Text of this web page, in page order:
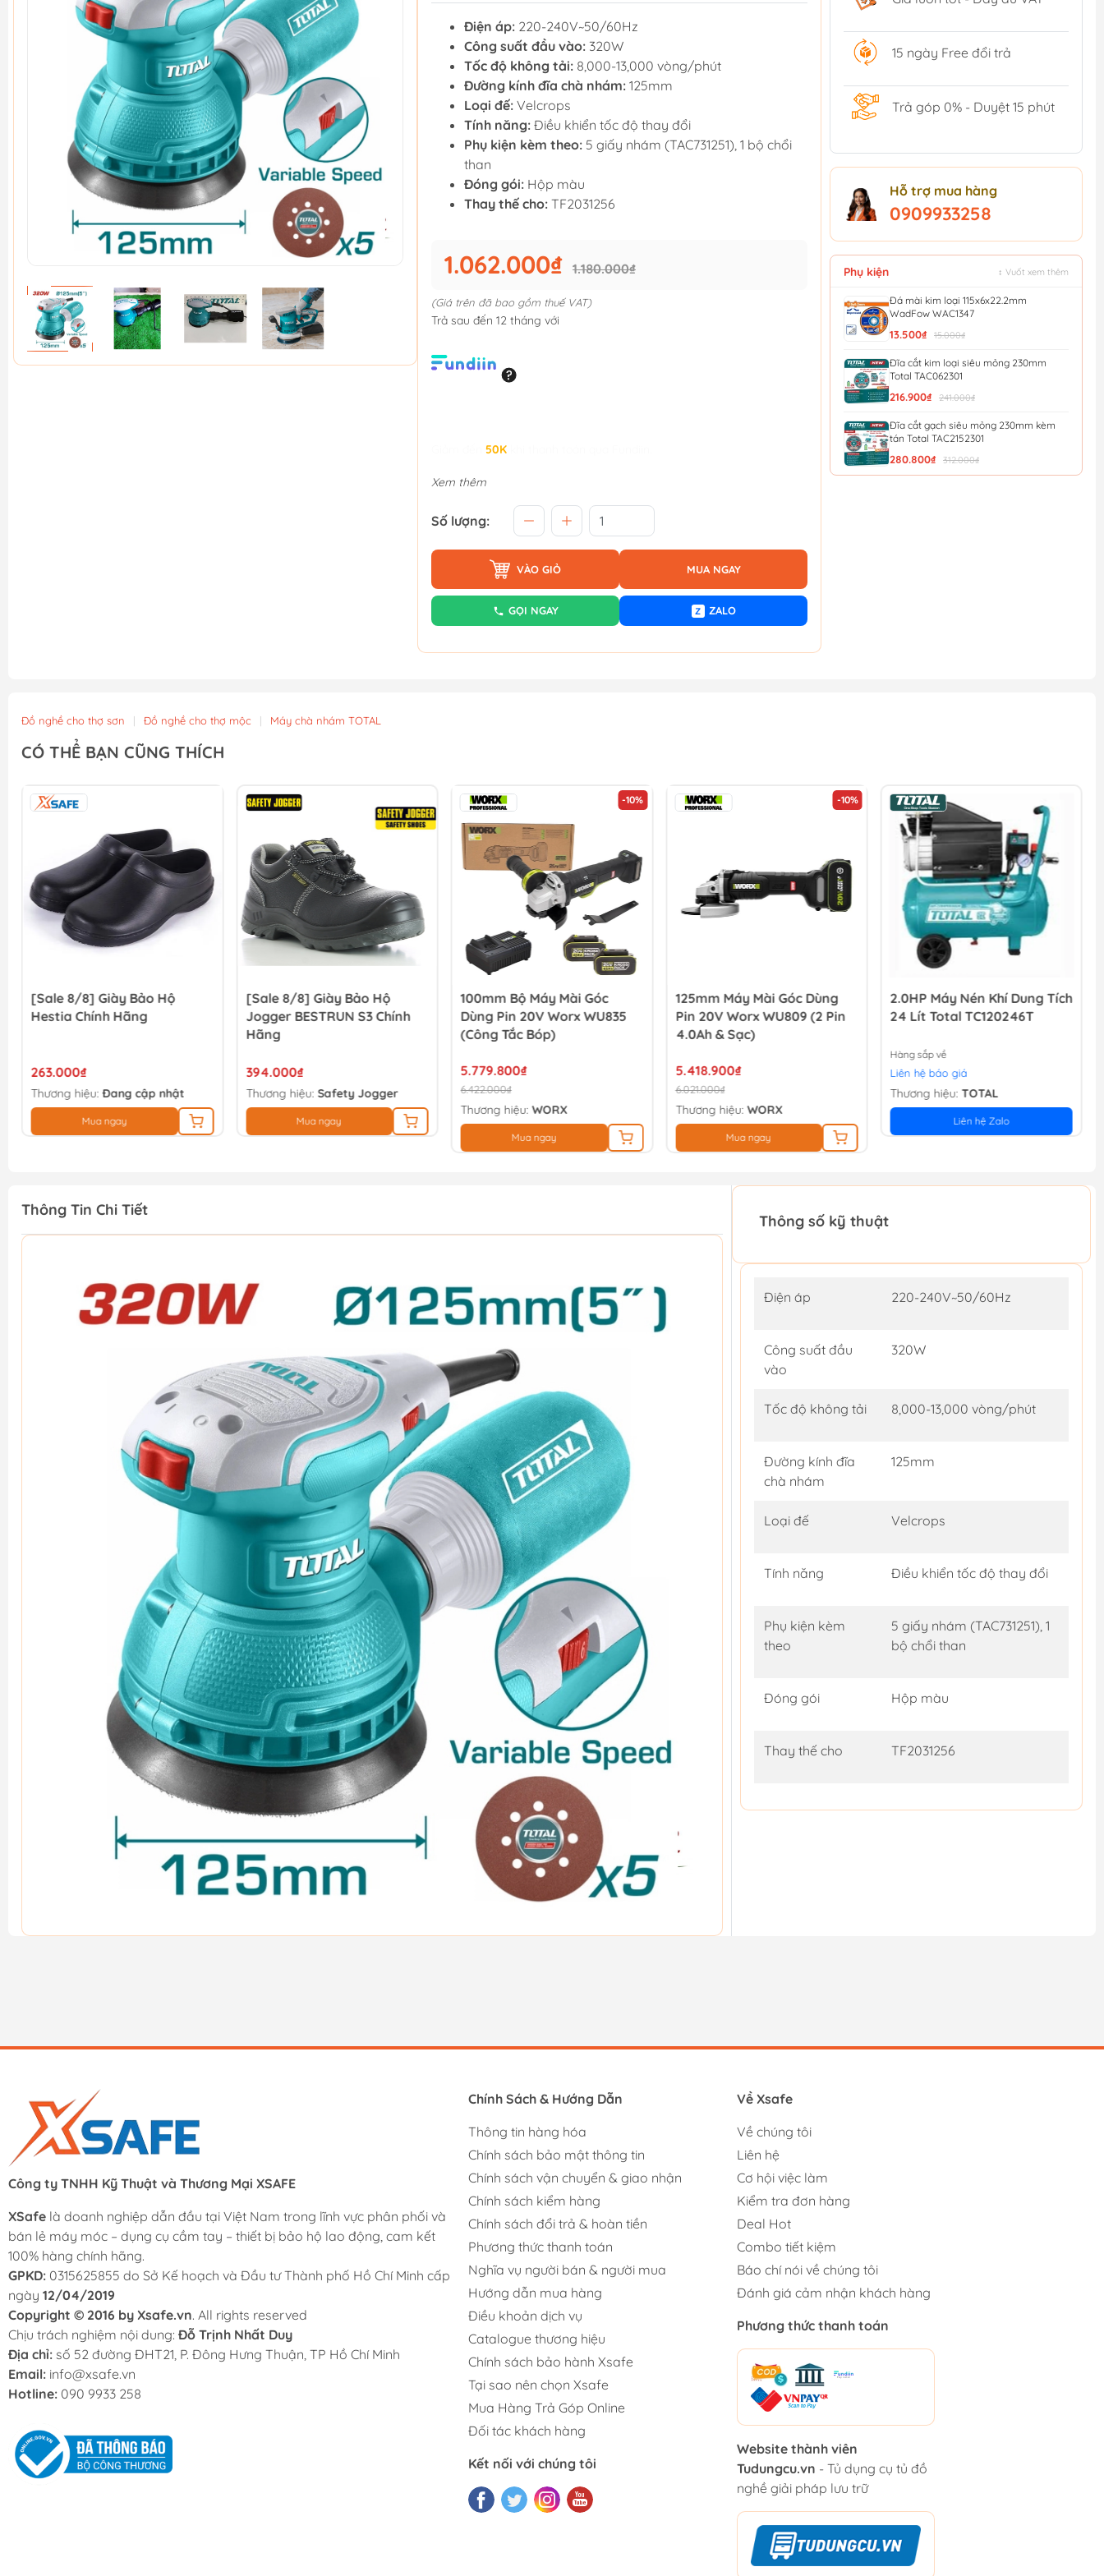
Điện áp: 220-240V~50/60Hz
Công suất đầu vào: 320W
Tốc độ không tải: 8,000-13,000 vòng/phút
Đường kính đĩa chà nhám: 125mm
Loại đế: Velcrops
Tính năng: Điều khiển tốc độ thay đổi
Phụ kiện kèm theo: 5 giấy nhám (TAC731251), 1 bộ chổi
than
Đóng gói: Hộp màu
Thay thế cho: TF2031256
1.062.000₫ 1.180.000₫
(Giá trên đã bao gồm thuế VAT)
Trả sau đến 12 tháng với
50K
Xem thêm
Số lượng:
VÀO GIỎ MUA NGAY
GỌI NGAY Z ZALO
15 ngày Free đổi trả
Trả góp 0% - Duyệt 15 phút
Hỗ trợ mua hàng
0909933258
Phụ kiện ↕ Vuốt xem thêm
Đá mài kim loại 115x6x22.2mm
WadFow WAC1347
13.500₫ 15.000₫
Đĩa cắt kim loại siêu mỏng 230mm
Total TAC062301
216.900₫ 241.000₫
Đĩa cắt gạch siêu mỏng 230mm kèm
tán Total TAC2152301
280.800₫ 312.000₫
Đồ nghề cho thợ sơn | Đồ nghề cho thợ mộc | Máy chà nhám TOTAL
CÓ THỂ BẠN CŨNG THÍCH
[Sale 8/8] Giày Bảo Hộ
Hestia Chính Hãng
263.000₫
Thương hiệu:Đang cập nhật
Mua ngay
[Sale 8/8] Giày Bảo Hộ
Jogger BESTRUN S3 Chính
Hãng
394.000₫
Thương hiệu: Safety Jogger
Mua ngay
-10%
100mm Bộ Máy Mài Góc
Dùng Pin 20V Worx WU835
(Công Tắc Bóp)
5.779.800₫
6.422.000₫
Thương hiệu:WORX
Mua ngay
-10%
125mm Máy Mài Góc Dùng
Pin 20V Worx WU809 (2 Pin
4.0Ah & Sạc)
5.418.900₫
6.021.000₫
Thương hiệu:WORX
Mua ngay
2.0HP Máy Nén Khí Dung Tích
24 Lít Total TC120246T
Hàng sắp về
Liên hệ báo giá
Thương hiệu: TOTAL
Liên hệ Zalo
Thông Tin Chi Tiết
Thông số kỹ thuật
Điện áp 220-240V~50/60Hz
Công suất đầu
vào
320W
Tốc độ không tải 8,000-13,000 vòng/phút
Đường kính đĩa
chà nhám
125mm
Loại đế Velcrops
Tính năng Điều khiển tốc độ thay đổi
Phụ kiện kèm
theo
5 giấy nhám (TAC731251), 1
bộ chổi than
Đóng gói Hộp màu
Thay thế cho TF2031256
Công ty TNHH Kỹ Thuật và Thương Mại XSAFE
XSafe là doanh nghiệp dẫn đầu tại Việt Nam trong lĩnh vực phân phối và
bán lẻ máy móc – dụng cụ cầm tay – thiết bị bảo hộ lao động, cam kết
100% hàng chính hãng.
GPKD: 0315625855 do Sở Kế hoạch và Đầu tư Thành phố Hồ Chí Minh cấp
ngày 12/04/2019
Copyright © 2016 by Xsafe.vn. All rights reserved
Chịu trách nghiệm nội dung: Đỗ Trịnh Nhất Duy
Địa chỉ: số 52 đường ĐHT21, P. Đông Hưng Thuận, TP Hồ Chí Minh
Email: info@xsafe.vn
Hotline: 090 9933 258
Chính Sách & Hướng Dẫn
Thông tin hàng hóa
Chính sách bảo mật thông tin
Chính sách vận chuyển & giao nhận
Chính sách kiểm hàng
Chính sách đổi trả & hoàn tiền
Phương thức thanh toán
Nghĩa vụ người bán & người mua
Hướng dẫn mua hàng
Điều khoản dịch vụ
Catalogue thương hiệu
Chính sách bảo hành Xsafe
Tại sao nên chọn Xsafe
Mua Hàng Trả Góp Online
Đối tác khách hàng
Kết nối với chúng tôi
Về Xsafe
Về chúng tôi
Liên hệ
Cơ hội việc làm
Kiểm tra đơn hàng
Deal Hot
Combo tiết kiệm
Báo chí nói về chúng tôi
Đánh giá cảm nhận khách hàng
Phương thức thanh toán
Website thành viên
Tudungcu.vn - Tủ dụng cụ tủ đồ
nghề giải pháp lưu trữ